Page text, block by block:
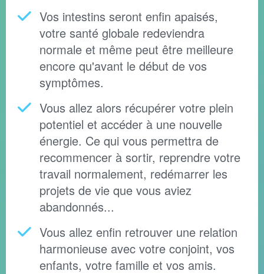
Vos intestins seront enfin apaisés,
votre santé globale redeviendra
normale et même peut être meilleure
encore qu'avant le début de vos
symptômes.
Vous allez alors récupérer votre plein
potentiel et accéder à une nouvelle
énergie. Ce qui vous permettra de
recommencer à sortir, reprendre votre
travail normalement, redémarrer les
projets de vie que vous aviez
abandonnés...
Vous allez enfin retrouver une relation
harmonieuse avec votre conjoint, vos
enfants, votre famille et vos amis.